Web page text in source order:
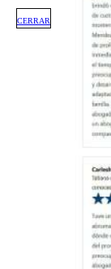
CERRAR